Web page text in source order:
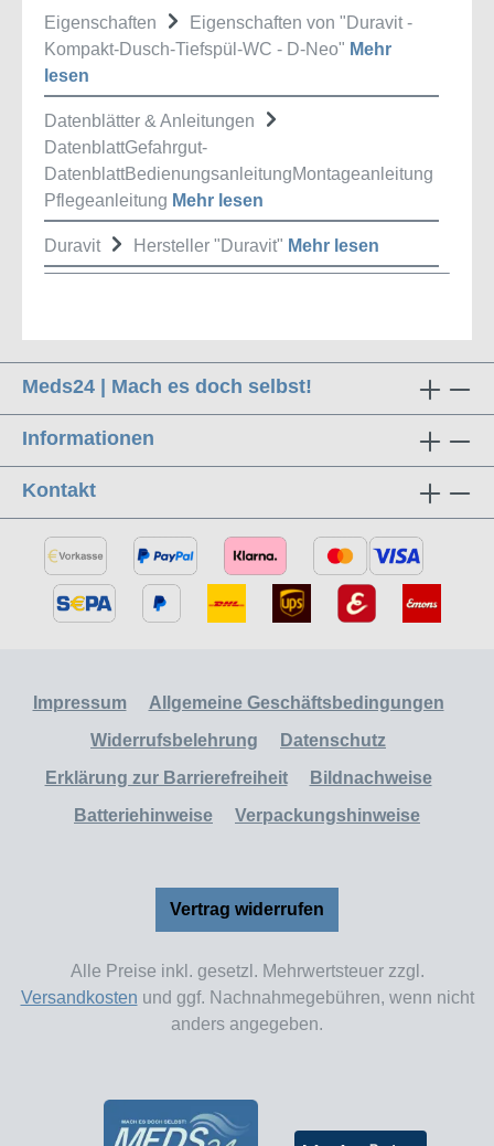
Eigenschaften
Eigenschaften von "Duravit -
Kompakt-Dusch-Tiefspül-WC - D-Neo" Mehr
lesen
Datenblätter & Anleitungen
DatenblattGefahrgut-
DatenblattBedienungsanleitungMontageanleitung
Pflegeanleitung Mehr lesen
Duravit Hersteller "Duravit" Mehr lesen
Meds24 | Mach es doch selbst!
Informationen
Kontakt
Impressum
Allgemeine Geschäftsbedingungen
Widerrufsbelehrung
Datenschutz
Erklärung zur Barrierefreiheit
Bildnachweise
Batteriehinweise
Verpackungshinweise
Vertrag widerrufen
Alle Preise inkl. gesetzl. Mehrwertsteuer zzgl.
Versandkosten und ggf. Nachnahmegebühren, wenn nicht
anders angegeben.